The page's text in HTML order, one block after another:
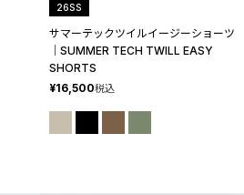
サマーテックツイルイージーショーツ
│SUMMER TECH TWILL EASY
SHORTS
26SS
¥16,500税込